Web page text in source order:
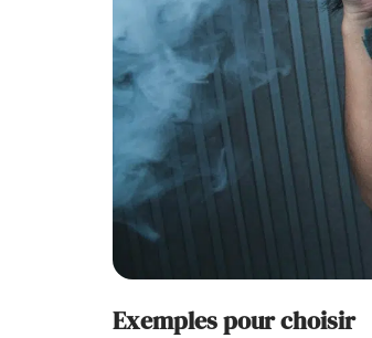
Exemples pour choisir